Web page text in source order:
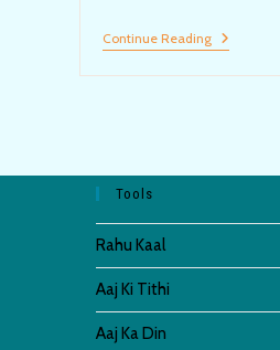
Continue ReadingMahalaxmi
Aarti
Marathi दुर्गे
Tools
Rahu Kaal
Aaj Ki Tithi
Aaj Ka Din